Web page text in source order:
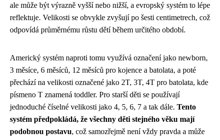
ale může být výrazně vyšší nebo nižší, a evropský systém to lépe
reflektuje. Velikosti se obvykle zvyšují po šesti centimetrech, což
odpovídá průměrnému růstu dětí během určitého období.
Americký systém naproti tomu využívá označení jako newborn,
3 měsíce, 6 měsíců, 12 měsíců pro kojence a batolata, a poté
přechází na velikosti označené jako 2T, 3T, 4T pro batolata, kde
písmeno T znamená toddler. Pro starší děti se používají
jednoduché číselné velikosti jako 4, 5, 6, 7 a tak dále. Tento
systém předpokládá, že všechny děti stejného věku mají
podobnou postavu, což samozřejmě není vždy pravda a může